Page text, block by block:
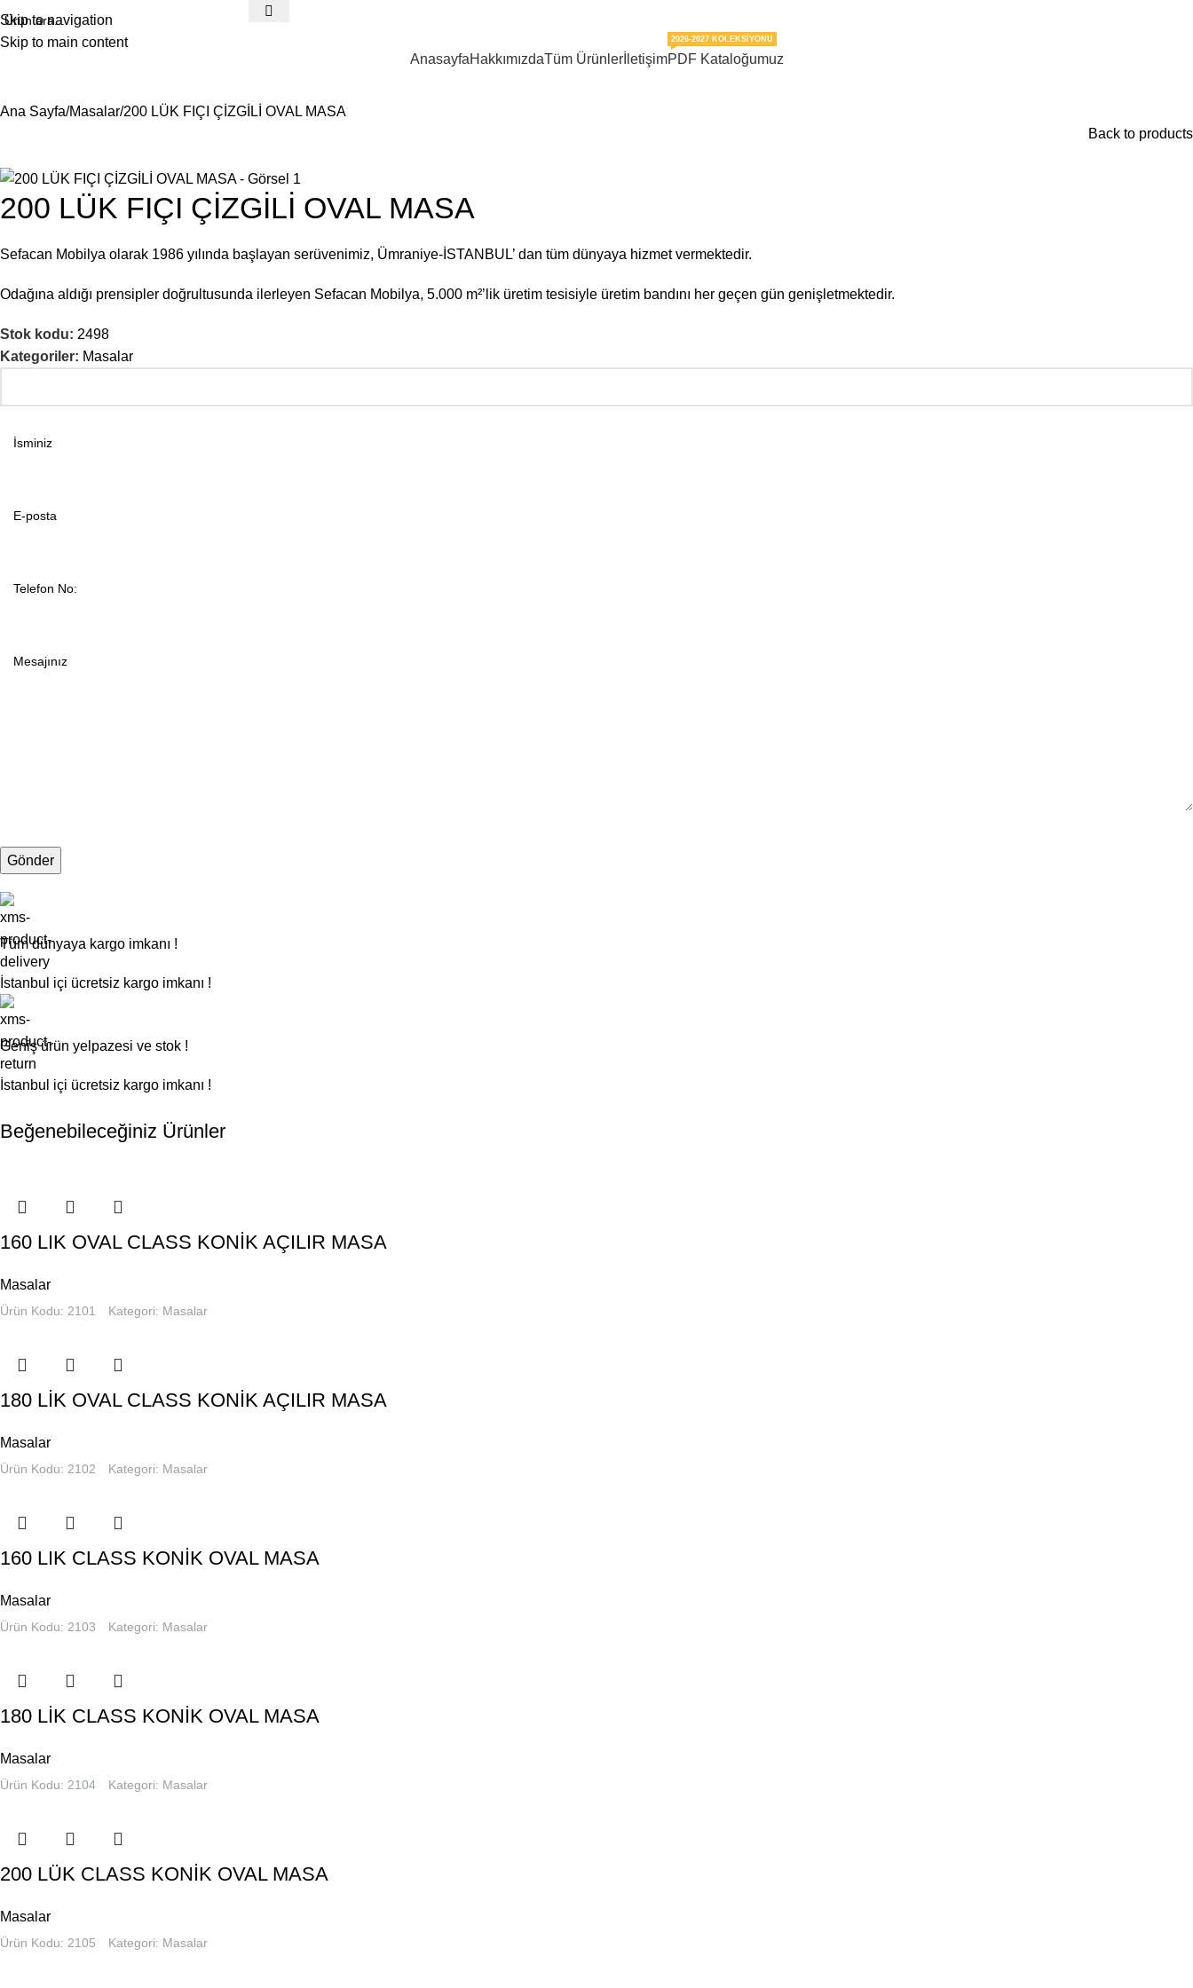
Skip to navigation
Skip to main content
AnasayfaHakkımızdaTüm ÜrünlerİletişimPDF Kataloğumuz
2026-2027 KOLEKSIYONU
Ana Sayfa Masalar 200 LÜK FIÇI ÇİZGİLİ OVAL MASA
Back to products
200 LÜK FIÇI ÇİZGİLİ OVAL MASA
Sefacan Mobilya olarak 1986 yılında başlayan serüvenimiz, Ümraniye-İSTANBUL’ dan tüm dünyaya hizmet vermektedir.
Odağına aldığı prensipler doğrultusunda ilerleyen Sefacan Mobilya, 5.000 m²’lik üretim tesisiyle üretim bandını her geçen gün genişletmektedir.
Stok kodu: 2498
Kategoriler: Masalar
Tüm dünyaya kargo imkanı !
İstanbul içi ücretsiz kargo imkanı !
Geniş ürün yelpazesi ve stok !
İstanbul içi ücretsiz kargo imkanı !
Beğenebileceğiniz Ürünler
160 LIK OVAL CLASS KONİK AÇILIR MASA
Masalar
Ürün Kodu: 2101 Kategori: Masalar
180 LİK OVAL CLASS KONİK AÇILIR MASA
Masalar
Ürün Kodu: 2102 Kategori: Masalar
160 LIK CLASS KONİK OVAL MASA
Masalar
Ürün Kodu: 2103 Kategori: Masalar
180 LİK CLASS KONİK OVAL MASA
Masalar
Ürün Kodu: 2104 Kategori: Masalar
200 LÜK CLASS KONİK OVAL MASA
Masalar
Ürün Kodu: 2105 Kategori: Masalar